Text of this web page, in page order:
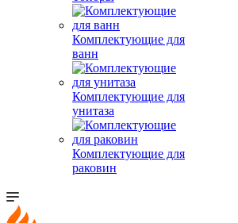
Комплектующие для
ванн
Комплектующие для
унитаза
Комплектующие для
раковин